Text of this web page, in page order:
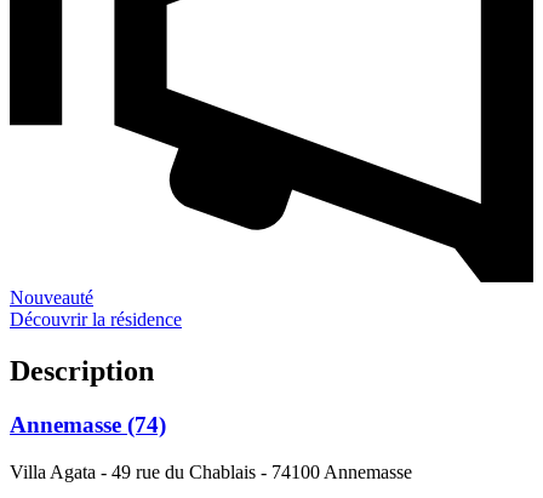
Nouveauté
Découvrir la résidence
Description
Annemasse (74)
Villa Agata - 49 rue du Chablais - 74100 Annemasse